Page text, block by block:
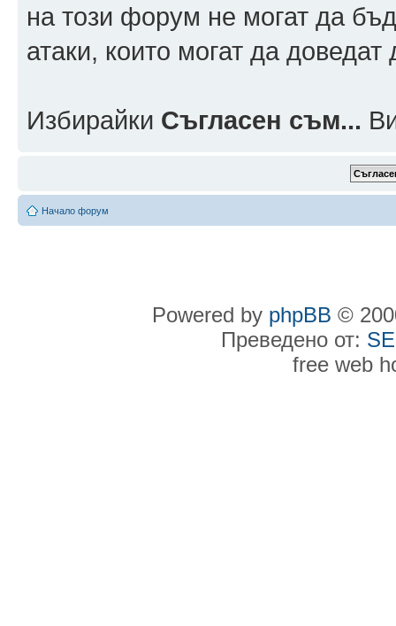
на този форум не могат да
атаки, които могат да
Избирайки Съгласен съм...
Начало форум
Powered by phpBB ©
Преведено от:
free web